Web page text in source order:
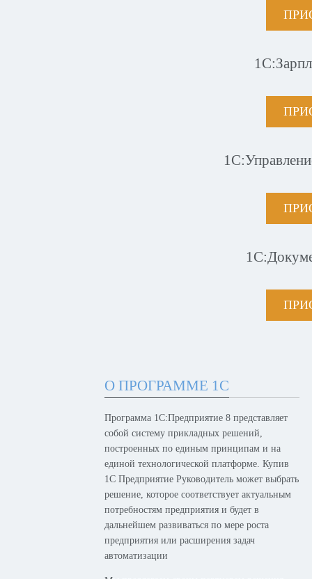
О ПРОГРАММЕ 1С
Программа 1С:Предприятие 8 представляет
собой систему прикладных решений,
построенных по единым принципам и на
единой технологической платформе. Купив
1С Предприятие Руководитель может выбрать
решение, которое соответствует актуальным
потребностям предприятия и будет в
дальнейшем развиваться по мере роста
предприятия или расширения задач
автоматизации